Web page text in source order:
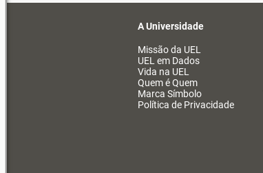
A Universidade
Missão da UEL
UEL em Dados
Vida na UEL
Quem é Quem
Marca Símbolo
Política de Privacidade